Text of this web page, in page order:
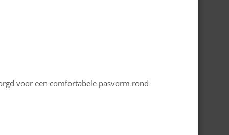
voor een comfortabele pasvorm rond